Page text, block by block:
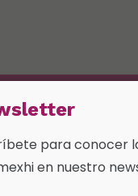
para conocer
en nuestro